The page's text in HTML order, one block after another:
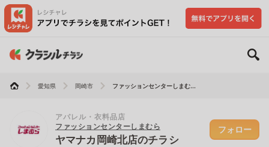
愛知県 岡崎市 ファッションセンターしまむ...
アパレル・衣料品店
ファッションセンターしまむら
ヤマナカ岡崎北店のチラシ
フォロー